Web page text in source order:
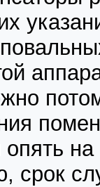
опять
срок